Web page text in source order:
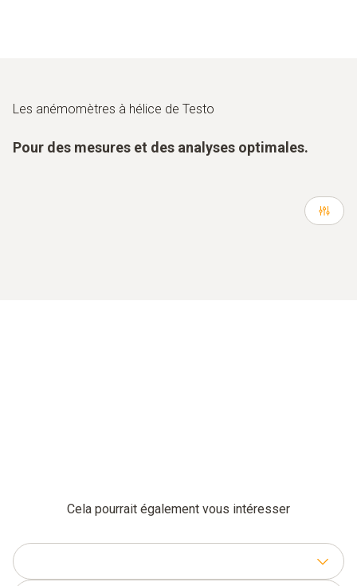
Les anémomètres à hélice de Testo
Pour des mesures et des analyses optimales.
Cela pourrait également vous intéresser